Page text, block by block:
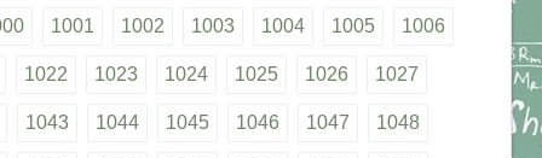
1001 1002 1003 1004 1005 1006
1022 1023 1024 1025 1026 1027
1043 1044 1045 1046 1047 1048